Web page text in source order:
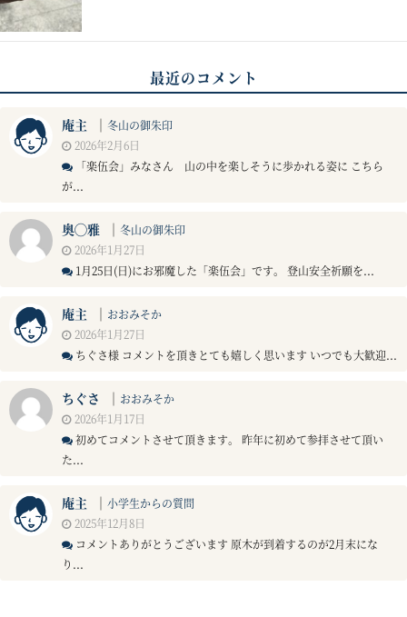
最近のコメント
庵主 ｜ 冬山の御朱印
2026年2月6日
「楽伍会」みなさん 山の中を楽しそうに歩かれる姿に こちら
が...
奥◯雅 ｜ 冬山の御朱印
2026年1月27日
1月25日(日)にお邪魔した「楽伍会」です。 登山安全祈願を...
庵主 ｜ おおみそか
2026年1月27日
ちぐさ様 コメントを頂きとても嬉しく思います いつでも大歓迎...
ちぐさ ｜ おおみそか
2026年1月17日
初めてコメントさせて頂きます。 昨年に初めて参拝させて頂い
た...
庵主 ｜ 小学生からの質問
2025年12月8日
コメントありがとうございます 原木が到着するのが2月末にな
り...